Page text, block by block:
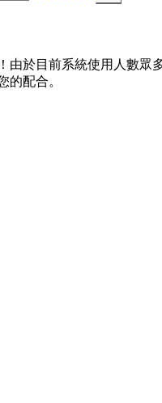
由於目前系統使用人數眾
的配合。